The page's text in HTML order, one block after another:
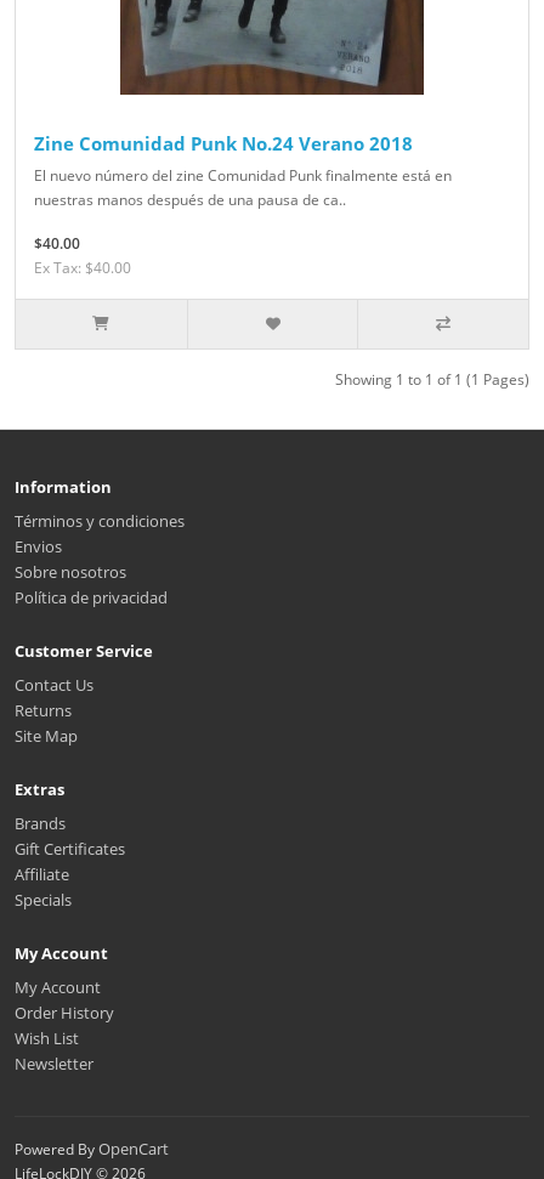
Zine Comunidad Punk No.24 Verano 2018
El nuevo número del zine Comunidad Punk finalmente está en
nuestras manos después de una pausa de ca..
$40.00
Ex Tax: $40.00
Showing 1 to 1 of 1 (1 Pages)
Information
Términos y condiciones
Envios
Sobre nosotros
Política de privacidad
Customer Service
Contact Us
Returns
Site Map
Extras
Brands
Gift Certificates
Affiliate
Specials
My Account
My Account
Order History
Wish List
Newsletter
Powered ByOpenCart
LifeLockDIY © 2026